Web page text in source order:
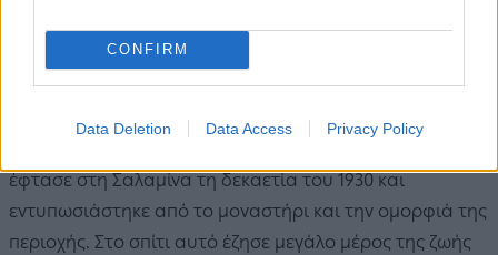
CONFIRM
Data Deletion Data Access Privacy Policy
βρίσκεται το σπίτι και η προτομή του μεγάλου Έλληνα
ποιητήΆγγελου Σικελιανού, που αναστηλώθηκε πριν
από περίπου μια εικοσαετία. Εκεί άλλοτε υπήρχε ένας
έφτασε στη Σαλαμίνα τη δεκαετία του 1930 και
εντυπωσιάστηκε από το μοναστήρι και την ομορφιά της
περιοχής. Στο σπίτι αυτό έζησε μεγάλο μέρος της ζωής